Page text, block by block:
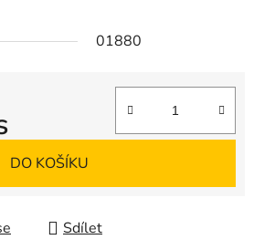
01880
DO KOŠÍKU
Sdílet